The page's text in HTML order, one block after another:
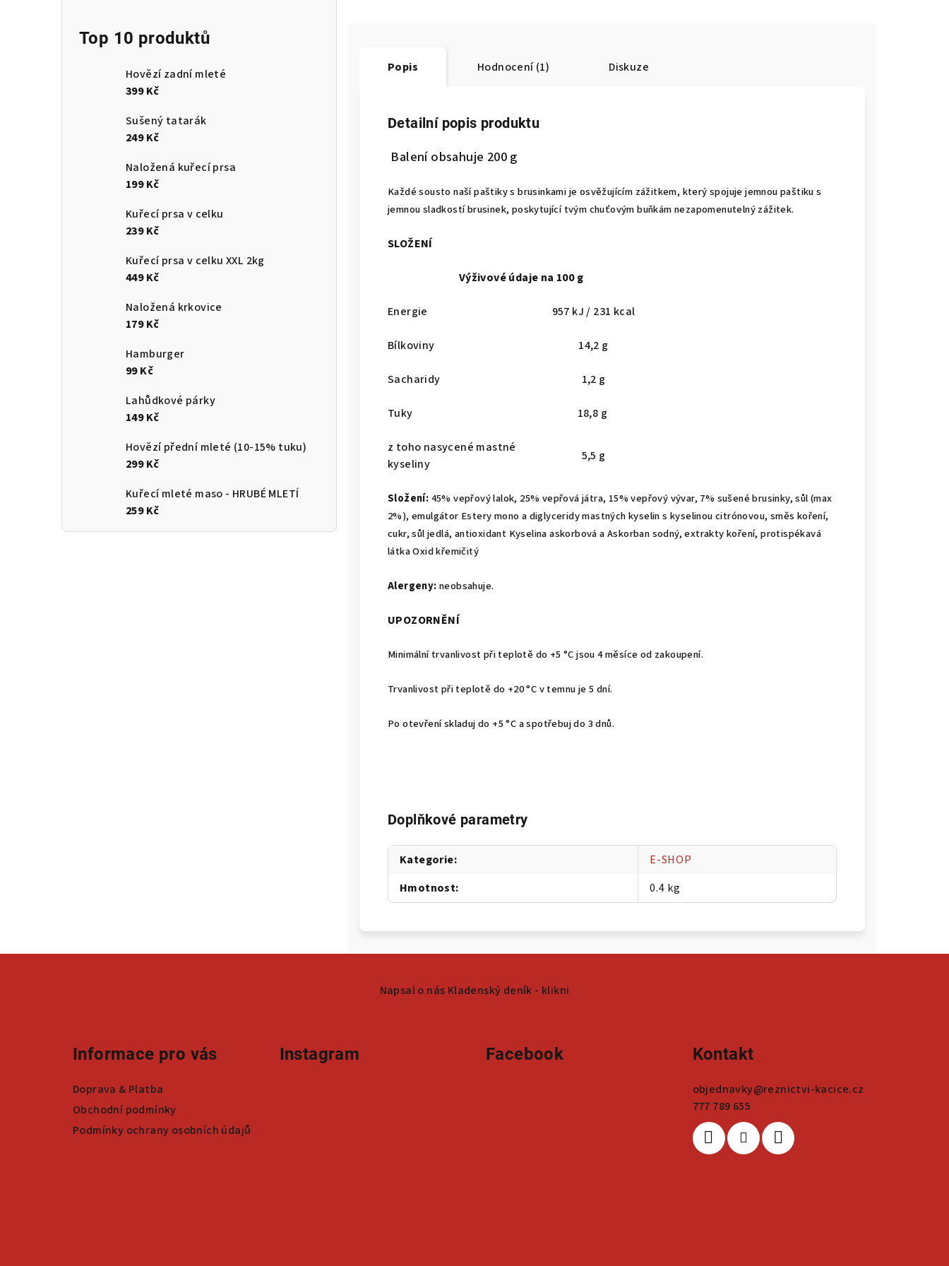
Top 10 produktů
Hovězí zadní mleté
399 Kč
Sušený tatarák
249 Kč
Naložená kuřecí prsa
199 Kč
Kuřecí prsa v celku
239 Kč
Kuřecí prsa v celku XXL 2kg
449 Kč
Naložená krkovice
179 Kč
Hamburger
99 Kč
Lahůdkové párky
149 Kč
Hovězí přední mleté (10-15% tuku)
299 Kč
Kuřecí mleté maso - HRUBÉ MLETÍ
259 Kč
Popis Hodnocení (1) Diskuze
Detailní popis produktu
Balení obsahuje 200 g
Každé sousto naší paštiky s brusinkami je osvěžujícím zážitkem, který spojuje jemnou paštiku s
jemnou sladkostí brusinek, poskytující tvým chuťovým buňkám nezapomenutelný zážitek.
SLOŽENÍ
Výživové údaje na 100 g
Energie 957 kJ / 231 kcal
Bílkoviny 14,2 g
Sacharidy 1,2 g
Tuky 18,8 g
z toho nasycené mastné
kyseliny
5,5 g
Složení:45% vepřový lalok, 25% vepřová játra, 15% vepřový vývar, 7% sušené brusinky, sůl (max
2%),emulgátor Estery mono a diglyceridy mastných kyselin s kyselinou citrónovou, směs koření,
cukr, sůl jedlá, antioxidant Kyselina askorbová a Askorban sodný, extrakty koření, protispékavá
látka Oxid křemičitý
Alergeny:neobsahuje.
UPOZORNĚNÍ
Minimální trvanlivost při teplotě do +5 °C jsou 4 měsíce od zakoupení.
Trvanlivost při teplotě do +20 °C v temnu je 5 dní.
Po otevření skladuj do +5 °C a spotřebuj do 3 dnů.
Doplňkové parametry
Kategorie:
E-SHOP
Hmotnost: 0.4 kg
Napsal o nás Kladenský deník - klikni
Informace pro vás
Doprava & Platba
Obchodní podmínky
Podmínky ochrany osobních údajů
Instagram Facebook Kontakt
objednavky@reznictvi-kacice.cz
777 789 655